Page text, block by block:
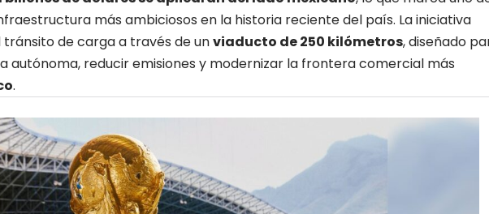
más ambiciosos en la historia reciente del país. La iniciativa
de carga a través de unviaducto de 250 kilómetros, diseñado
autónoma, reducir emisiones y modernizar la frontera comercial más
.